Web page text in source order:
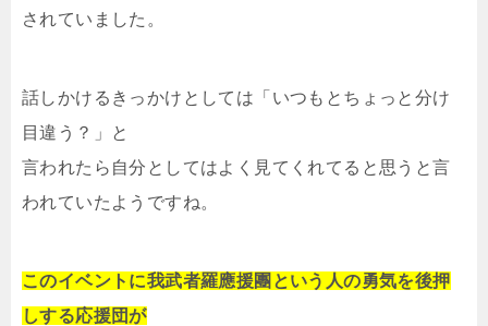
されていました。
話しかけるきっかけとしては「いつもとちょっと分け
目違う？」と
言われたら自分としてはよく見てくれてると思うと言
われていたようですね。
このイベントに我武者羅應援團という人の勇気を後押
しする応援団が